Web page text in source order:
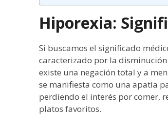
Hiporexia:
Si buscamos el significado
caracterizado por la
existe una negación total y a
se manifiesta como una apatía
perdiendo el interés por comer,
platos favoritos.